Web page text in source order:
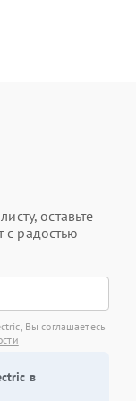
оставьте
радостью
Вы соглашаетесь
в